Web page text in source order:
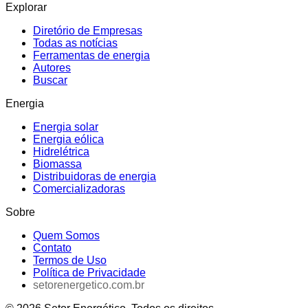
Explorar
Diretório de Empresas
Todas as notícias
Ferramentas de energia
Autores
Buscar
Energia
Energia solar
Energia eólica
Hidrelétrica
Biomassa
Distribuidoras de energia
Comercializadoras
Sobre
Quem Somos
Contato
Termos de Uso
Política de Privacidade
setorenergetico.com.br